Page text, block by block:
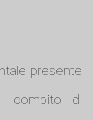
presente
compito di